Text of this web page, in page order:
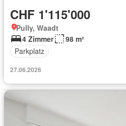
CHF 1'115'000
Pully, Waadt
4 Zimmer
98 m²
Parkplatz
27.06.2026